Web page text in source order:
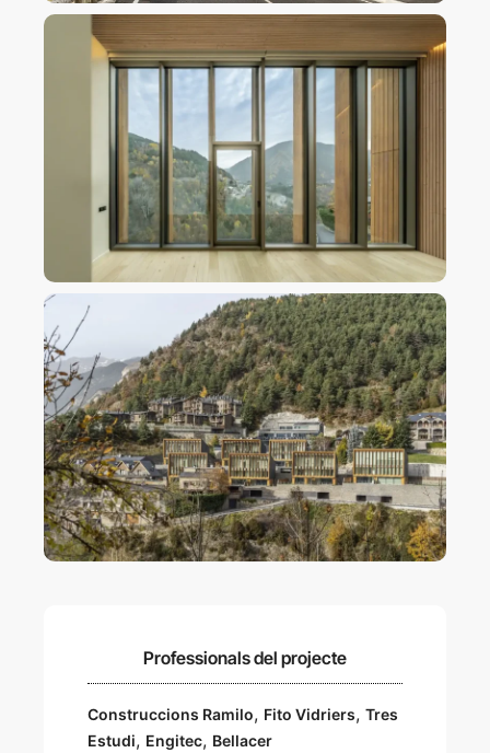
Professionals del projecte
Construccions Ramilo, Fito Vidriers, Tres
Estudi, Engitec, Bellacer